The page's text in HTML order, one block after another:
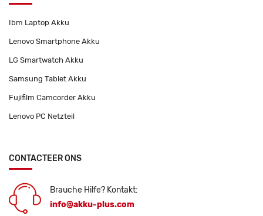
Ibm Laptop Akku
Lenovo Smartphone Akku
LG Smartwatch Akku
Samsung Tablet Akku
Fujifilm Camcorder Akku
Lenovo PC Netzteil
CONTACTEER ONS
Brauche Hilfe? Kontakt:
info@akku-plus.com